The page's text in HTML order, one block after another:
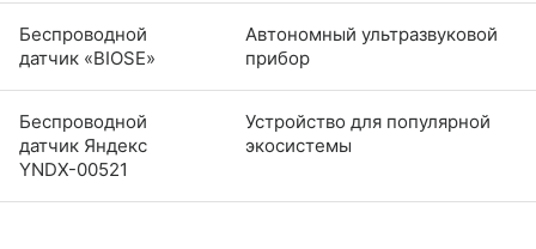
Беспроводной
датчик «BIOSE»
Автономный ультразвуковой
прибор
Беспроводной
датчик Яндекс
YNDX-00521
Устройство для популярной
экосистемы